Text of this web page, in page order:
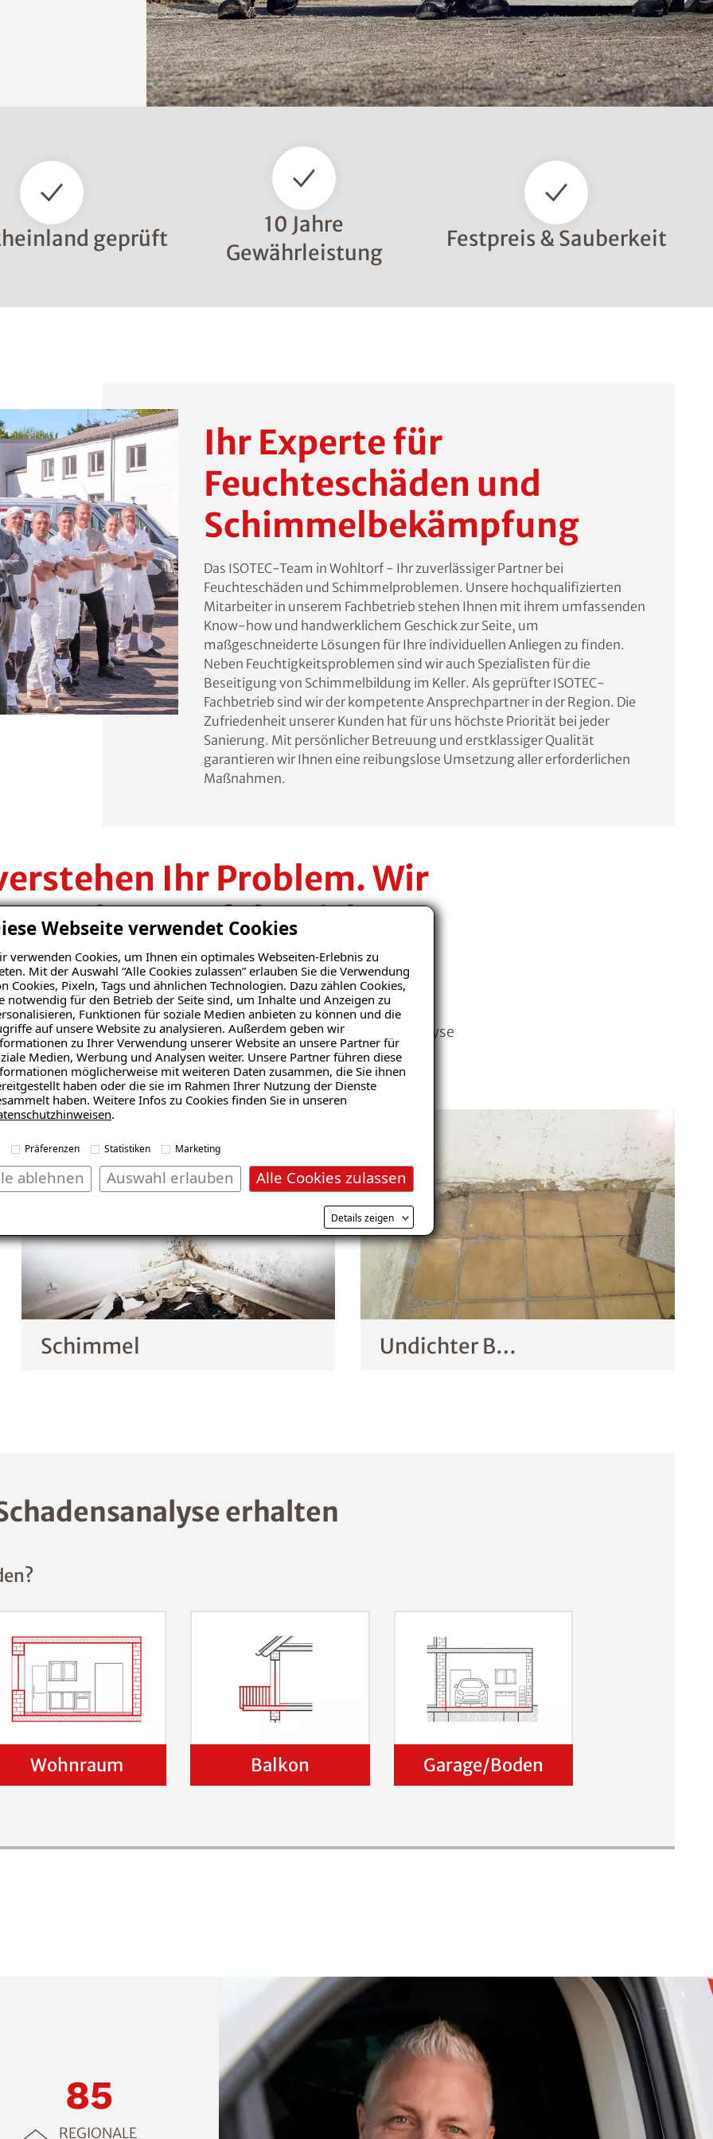
Webseite verwendet Cookies
verwenden Cookies, um Ihnen ein optimales Webseiten-Erlebnis zu
Mit der Auswahl “Alle Cookies zulassen” erlauben Sie die Verwendung
Cookies, Pixeln, Tags und ähnlichen Technologien. Dazu zählen Cookies,
notwendig für den Betrieb der Seite sind, um Inhalte und Anzeigen zu
Funktionen für soziale Medien anbieten zu können und die
auf unsere Website zu analysieren. Außerdem geben wir
zu Ihrer Verwendung unserer Website an unsere Partner für
Medien, Werbung und Analysen weiter. Unsere Partner führen diese
möglicherweise mit weiteren Daten zusammen, die Sie ihnen
haben oder die sie im Rahmen Ihrer Nutzung der Dienste
haben. Weitere Infos zu Cookies finden Sie in unseren
.
Präferenzen Statistiken Marketing
Alle Cookies zulassen
Auswahl erlauben
ablehnen
Details zeigen
geprüft
10 Jahre
Gewährleistung
Festpreis & Sauberkeit
Ihr Experte für
Feuchteschäden und
Schimmelbekämpfung
Das ISOTEC-Team in Wohltorf - Ihr zuverlässiger Partner bei
Feuchteschäden und Schimmelproblemen. Unsere hochqualifizierten
Mitarbeiter in unserem Fachbetrieb stehen Ihnen mit ihrem umfassenden
Know-how und handwerklichem Geschick zur Seite, um
maßgeschneiderte Lösungen für Ihre individuellen Anliegen zu finden.
Neben Feuchtigkeitsproblemen sind wir auch Spezialisten für die
Beseitigung von Schimmelbildung im Keller. Als geprüfter ISOTEC-
Fachbetrieb sind wir der kompetente Ansprechpartner in der Region. Die
Zufriedenheit unserer Kunden hat für uns höchste Priorität bei jeder
Sanierung. Mit persönlicher Betreuung und erstklassiger Qualität
garantieren wir Ihnen eine reibungslose Umsetzung aller erforderlichen
Maßnahmen.
Ihr Problem. Wir
Ihnen erfolgreiche
Lösungen.
im Kampf gegen Feuchte- und Schimmelschäden an
zuverlässigen Mitarbeiter begleiten Sie von der Problemanalyse
Sanierungslösung auf höchstem Qualitätsniveau. Wir
vertrauen auf unsere Kompetenz. Vertrauen Sie uns.
Schimmel Undichter Balkon
erhalten
Wohnraum Balkon Garage/Boden
85
REGIONALE